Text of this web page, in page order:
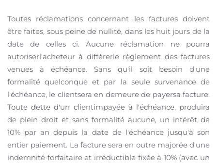
Toutes réclamations concernant les factures doivent
être faites, sous peine de nullité, dans les huit jours de la
date de celles ci. Aucune réclamation ne pourra
autoriserl'acheteur à différerle règlement des factures
venues à échéance. Sans qu'il soit besoin d'une
formalité quelconque et par la seule survenance de
l'échéance, le clientsera en demeure de payersa facture.
Toute dette d'un clientimpayée à l'échéance, produira
de plein droit et sans formalité aucune, un intérêt de
10% par an depuis la date de l'échéance jusqu'à son
entier paiement. La facture sera en outre majorée d'une
indemnité forfaitaire et irréductible fixée à 10% (avec un